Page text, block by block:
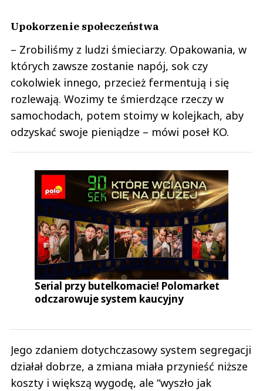
Upokorzenie społeczeństwa
– Zrobiliśmy z ludzi śmieciarzy. Opakowania, w
których zawsze zostanie napój, sok czy
cokolwiek innego, przecież fermentują i się
rozlewają. Wozimy te śmierdzące rzeczy w
samochodach, potem stoimy w kolejkach, aby
odzyskać swoje pieniądze – mówi poseł KO.
Serial przy butelkomacie! Polomarket
odczarowuje system kaucyjny
Jego zdaniem dotychczasowy system segregacji
działał dobrze, a zmiana miała przynieść niższe
koszty i większą wygodę, ale “wyszło jak